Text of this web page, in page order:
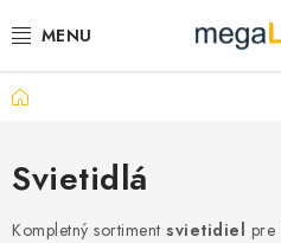
na
PRIEMYSEL
SVIETIDLÁ
ŽIAROVKY A TRUBICE
Domov
Svietidlá
Kompletný sortiment svietidiel pre